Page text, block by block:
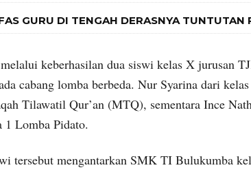
GURU DI TENGAH DERASNYA TUNTUTAN
keberhasilan dua siswi kelas X jurusan
cabang lomba berbeda. Nur Syarina dari
Tilawatil Qur’an (MTQ), sementara Ince
Lomba Pidato.
tersebut mengantarkan SMK TI Bulukumba